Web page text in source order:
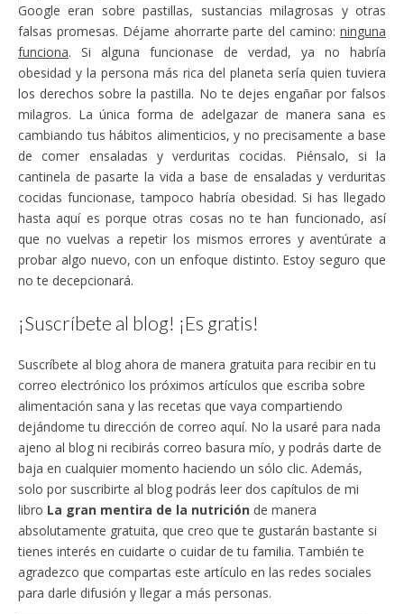
Google eran sobre pastillas, sustancias milagrosas y otras
falsas promesas. Déjame ahorrarte parte del camino: ninguna
funciona. Si alguna funcionase de verdad, ya no habría
obesidad y la persona más rica del planeta sería quien tuviera
los derechos sobre la pastilla. No te dejes engañar por falsos
milagros. La única forma de adelgazar de manera sana es
cambiando tus hábitos alimenticios, y no precisamente a base
de comer ensaladas y verduritas cocidas. Piénsalo, si la
cantinela de pasarte la vida a base de ensaladas y verduritas
cocidas funcionase, tampoco habría obesidad. Si has llegado
hasta aquí es porque otras cosas no te han funcionado, así
que no vuelvas a repetir los mismos errores y aventúrate a
probar algo nuevo, con un enfoque distinto. Estoy seguro que
no te decepcionará.
¡Suscríbete al blog! ¡Es gratis!
Suscríbete al blog ahora de manera gratuita para recibir en tu
correo electrónico los próximos artículos que escriba sobre
alimentación sana y las recetas que vaya compartiendo
dejándome tu dirección de correo aquí. No la usaré para nada
ajeno al blog ni recibirás correo basura mío, y podrás darte de
baja en cualquier momento haciendo un sólo clic. Además,
solo por suscribirte al blog podrás leer dos capítulos de mi
libro La gran mentira de la nutrición de manera
absolutamente gratuita, que creo que te gustarán bastante si
tienes interés en cuidarte o cuidar de tu familia. También te
agradezco que compartas este artículo en las redes sociales
para darle difusión y llegar a más personas.